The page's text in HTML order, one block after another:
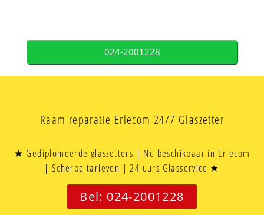
024-2001228
Raam reparatie Erlecom 24/7 Glaszetter
★ Gediplomeerde glaszetters | Nu beschikbaar in Erlecom
| Scherpe tarieven | 24 uurs Glasservice ★
Bel: 024-2001228